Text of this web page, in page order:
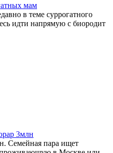
мам
в теме суррогатного
идти напрямую с биородит
3млн
Семейная пара ищет